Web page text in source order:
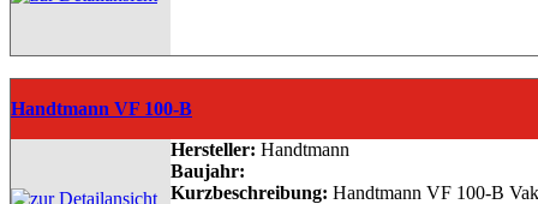
Handtmann VF 100-B
Hersteller: Handtmann
Baujahr:
Kurzbeschreibung: Handtmann VF 100-B